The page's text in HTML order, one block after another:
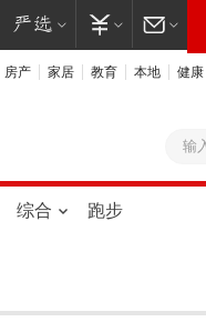
房产 家居 教育 本地 健康
综合 跑步